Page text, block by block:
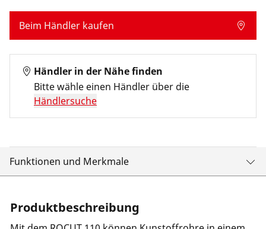
Beim Händler kaufen
Händler in der Nähe finden
Bitte wähle einen Händler über die
Händlersuche
Funktionen und Merkmale
Produktbeschreibung